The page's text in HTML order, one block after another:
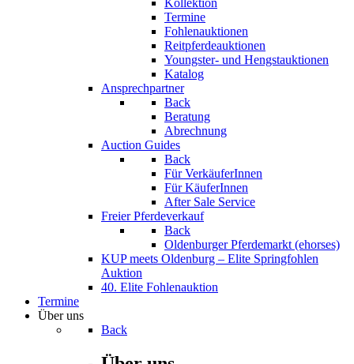
Kollektion
Termine
Fohlenauktionen
Reitpferdeauktionen
Youngster- und Hengstauktionen
Katalog
Ansprechpartner
Back
Beratung
Abrechnung
Auction Guides
Back
Für VerkäuferInnen
Für KäuferInnen
After Sale Service
Freier Pferdeverkauf
Back
Oldenburger Pferdemarkt (ehorses)
KUP meets Oldenburg – Elite Springfohlen
Auktion
40. Elite Fohlenauktion
Termine
Über uns
Back